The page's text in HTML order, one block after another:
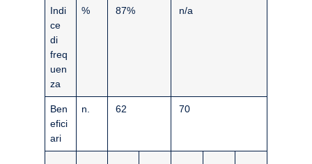
Indi
ce
di
freq
uen
za
% 87% n/a
Ben
efici
ari
n. 62 70